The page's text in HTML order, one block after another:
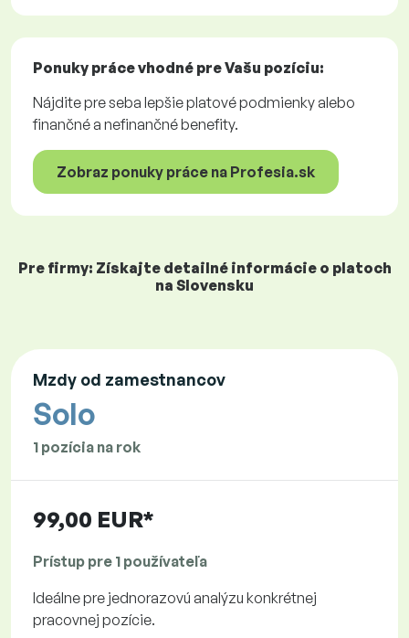
Ponuky prácevhodné pre Vašu pozíciu:
Nájdite pre seba lepšie platové podmienky alebo
finančné a nefinančné benefity.
Zobraz ponuky práce na Profesia.sk
Pre firmy: Získajte detailné informácie o platoch
na Slovensku
Mzdy od zamestnancov
Solo
1 pozícia na rok
99,00 EUR*
Prístup pre 1 používateľa
Ideálne pre jednorazovú analýzu konkrétnej
pracovnej pozície.